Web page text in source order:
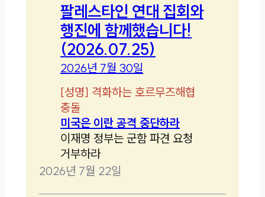
팔레스타인 연대 집회와
행진에 함께했습니다!
(2026.07.25)
2026년 7월 30일
[성명] 격화하는 호르무즈해협
충돌
미국은 이란 공격 중단하라
이재명 정부는 군함 파견 요청
거부하라
2026년 7월 22일